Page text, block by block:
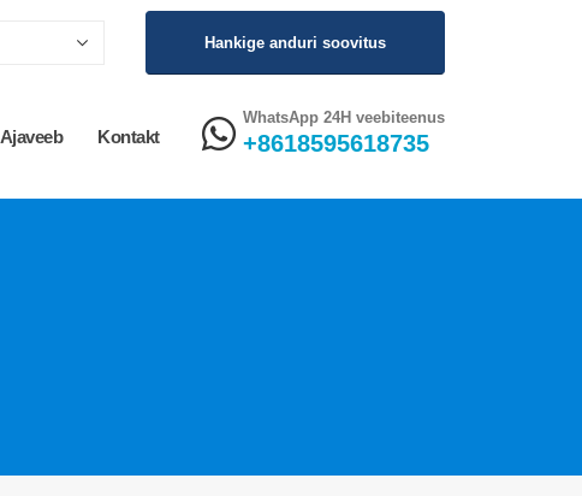
Hankige anduri soovitus
Ajaveeb Kontakt
WhatsApp 24H veebiteenus
+8618595618735